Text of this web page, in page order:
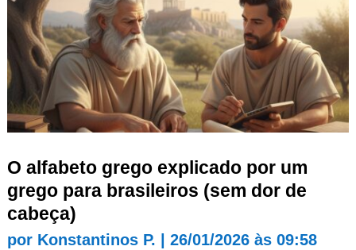
O alfabeto grego explicado por um
grego para brasileiros (sem dor de
cabeça)
por Konstantinos P. 26/01/2026 às 09:58